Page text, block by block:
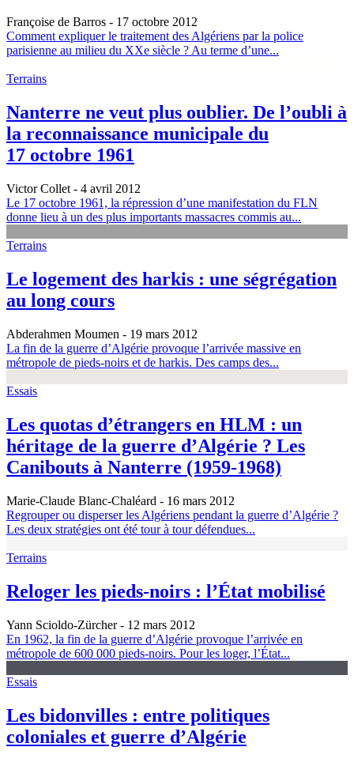
Françoise de Barros - 17 octobre 2012
Comment expliquer le traitement des Algériens par la police
parisienne au milieu du XXe siècle ? Au terme d’une...
Terrains
Nanterre ne veut plus oublier. De l’oubli à
la reconnaissance municipale du
17 octobre 1961
Victor Collet - 4 avril 2012
Le 17 octobre 1961, la répression d’une manifestation du FLN
donne lieu à un des plus importants massacres commis au...
Terrains
Le logement des harkis : une ségrégation
au long cours
Abderahmen Moumen - 19 mars 2012
La fin de la guerre d’Algérie provoque l’arrivée massive en
métropole de pieds-noirs et de harkis. Des camps des...
Essais
Les quotas d’étrangers en HLM : un
héritage de la guerre d’Algérie ? Les
Canibouts à Nanterre (1959-1968)
Marie-Claude Blanc-Chaléard - 16 mars 2012
Regrouper ou disperser les Algériens pendant la guerre d’Algérie ?
Les deux stratégies ont été tour à tour défendues...
Terrains
Reloger les pieds-noirs : l’État mobilisé
Yann Scioldo-Zürcher- 12 mars 2012
En 1962, la fin de la guerre d’Algérie provoque l’arrivée en
métropole de 600 000 pieds-noirs. Pour les loger, l’État...
Essais
Les bidonvilles : entre politiques
coloniales et guerre d’Algérie